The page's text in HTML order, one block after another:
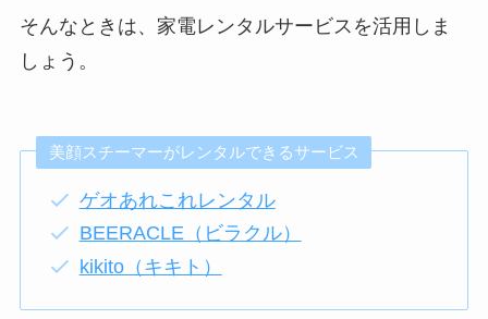
そんなときは、家電レンタルサービスを活用しま
しょう。
美顔スチーマーがレンタルできるサービス
ゲオあれこれレンタル
BEERACLE（ビラクル）
kikito（キキト）